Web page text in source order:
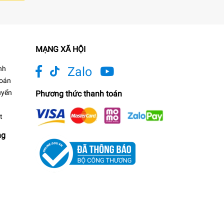
MẠNG XÃ HỘI
Zalo
Phương thức thanh toán